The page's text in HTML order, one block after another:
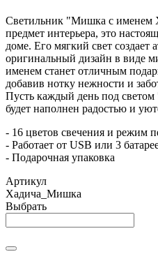
Cветильник "Мишка с именем
предмет интерьера, это
доме. Его мягкий свет создает
оригинальный дизайн в виде
именем станет отличным
добавив нотку нежности и
Пусть каждый день под
будет наполнен радостью и
- 16 цветов свечения и режим
- Работает от USB или 3
- Подарочная упаковка
Артикул
Хадича_Мишка
Выбрать